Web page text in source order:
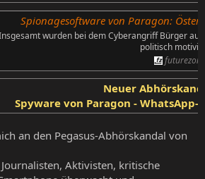
Spionagesoftware von Paragon:
wurden bei dem Cyberangriff Bürger
politisch
Neuer
Spyware von Paragon -
an den Pegasus-Abhörskandal von
Aktivisten, kritische